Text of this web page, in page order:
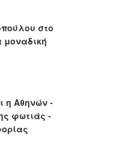
στο
μοναδική
η Αθηνών -
φωτιάς -